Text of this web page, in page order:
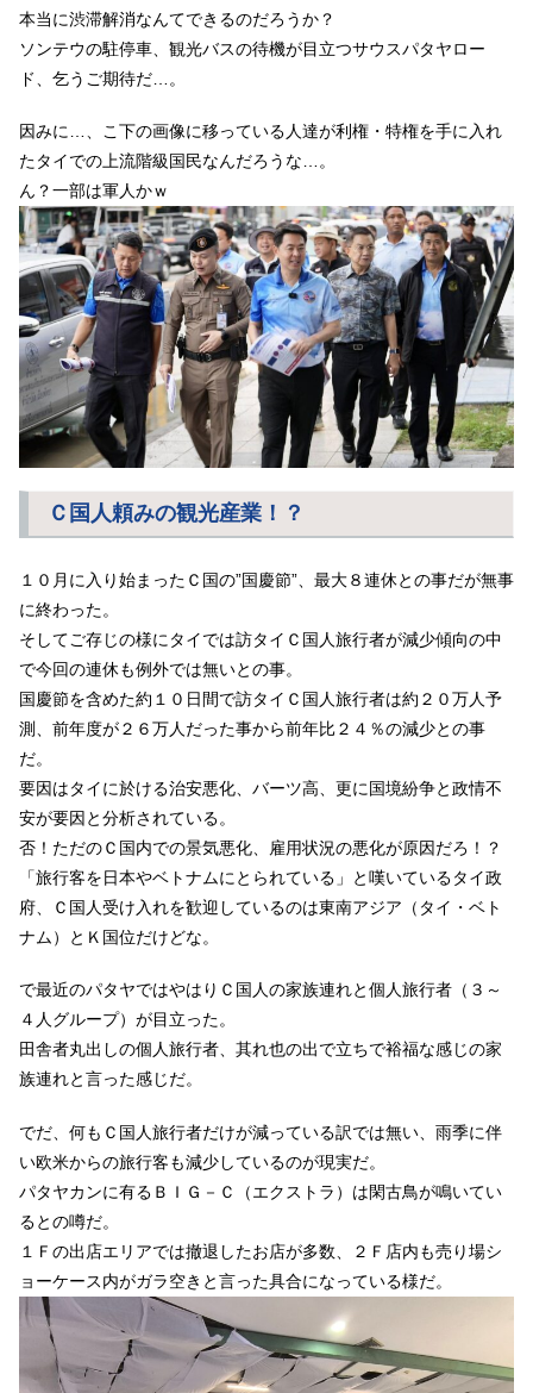
本当に渋滞解消なんてできるのだろうか？
ソンテウの駐停車、観光バスの待機が目立つサウスパタヤロー
ド、乞うご期待だ…。
因みに…、こ下の画像に移っている人達が利権・特権を手に入れ
たタイでの上流階級国民なんだろうな…。
ん？一部は軍人かｗ
Ｃ国人頼みの観光産業！？
１０月に入り始まったＣ国の”国慶節”、最大８連休との事だが無事
に終わった。
そしてご存じの様にタイでは訪タイＣ国人旅行者が減少傾向の中
で今回の連休も例外では無いとの事。
国慶節を含めた約１０日間で訪タイＣ国人旅行者は約２０万人予
測、 前年度が２６万人だった事から前年比２４％の減少との事
だ。
要因はタイに於ける治安悪化、バーツ高、更に国境紛争と政情不
安が要因と分析されている。
否！ただのＣ国内での景気悪化、雇用状況の悪化が原因だろ！？
「旅行客を日本やベトナムにとられている」と嘆いているタイ政
府、Ｃ国人受け入れを歓迎しているのは東南アジア（タイ・ベト
ナム）とＫ国位だけどな。
で最近のパタヤではやはりＣ国人の家族連れと個人旅行者（３～
４人グループ）が目立った。
田舎者丸出しの個人旅行者、其れ也の出で立ちで裕福な感じの家
族連れと言った感じだ。
でだ、何もＣ国人旅行者だけが減っている訳では無い、雨季に伴
い欧米からの旅行客も減少しているのが現実だ。
パタヤカンに有るＢＩＧ－Ｃ（エクストラ）は閑古鳥が鳴いてい
るとの噂だ。
１Ｆの出店エリアでは撤退したお店が多数、２Ｆ店内も売り場シ
ョーケース内がガラ空きと言った具合になっている様だ。